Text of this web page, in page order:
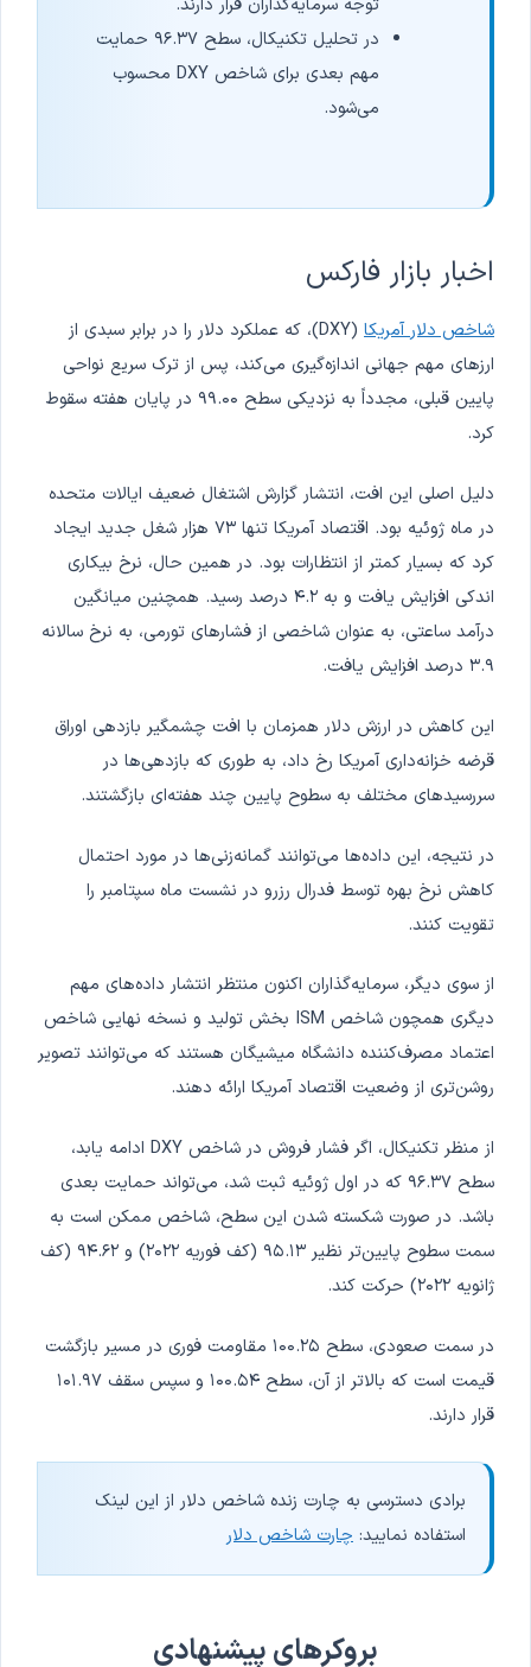
در تحلیل تکنیکال، سطح ۹۶.۳۷ حمایت
مهم بعدی برای شاخص DXY محسوب
می‌شود.
اخبار بازار فارکس
شاخص دلار آمریکا
(DXY)، که عملکرد دلار را در برابر سبدی از
ارزهای مهم جهانی اندازه‌گیری می‌کند، پس از ترک سریع نواحی
پایین قبلی، مجدداً به نزدیکی سطح ۹۹.۰۰ در پایان هفته سقوط
کرد.
دلیل اصلی این افت، انتشار گزارش اشتغال ضعیف ایالات متحده
در ماه ژوئیه بود. اقتصاد آمریکا تنها ۷۳ هزار شغل جدید ایجاد
کرد که بسیار کمتر از انتظارات بود. در همین حال، نرخ بیکاری
اندکی افزایش یافت و به ۴.۲ درصد رسید. همچنین میانگین
درآمد ساعتی، به عنوان شاخصی از فشارهای تورمی، به نرخ سالانه
۳.۹ درصد افزایش یافت.
این کاهش در ارزش دلار همزمان با افت چشمگیر بازدهی اوراق
قرضه خزانه‌داری آمریکا رخ داد، به طوری که بازدهی‌ها در
سررسیدهای مختلف به سطوح پایین چند هفته‌ای بازگشتند.
در نتیجه، این داده‌ها می‌توانند گمانه‌زنی‌ها در مورد احتمال
کاهش نرخ بهره توسط فدرال رزرو در نشست ماه سپتامبر را
تقویت کنند.
از سوی دیگر، سرمایه‌گذاران اکنون منتظر انتشار داده‌های مهم
دیگری همچون شاخص ISM بخش تولید و نسخه نهایی شاخص
اعتماد مصرف‌کننده دانشگاه میشیگان هستند که می‌توانند تصویر
روشن‌تری از وضعیت اقتصاد آمریکا ارائه دهند.
از منظر تکنیکال، اگر فشار فروش در شاخص DXY ادامه یابد،
سطح ۹۶.۳۷ که در اول ژوئیه ثبت شد، می‌تواند حمایت بعدی
باشد. در صورت شکسته شدن این سطح، شاخص ممکن است به
سمت سطوح پایین‌تر نظیر ۹۵.۱۳ (کف فوریه ۲۰۲۲) و ۹۴.۶۲ (کف
ژانویه ۲۰۲۲) حرکت کند.
در سمت صعودی، سطح ۱۰۰.۲۵ مقاومت فوری در مسیر بازگشت
قیمت است که بالاتر از آن، سطح ۱۰۰.۵۴ و سپس سقف ۱۰۱.۹۷
قرار دارند.
برادی دسترسی به چارت زنده شاخص دلار از این لینک
استفاده نمایید: چارت شاخص دلار
بروکرهای پیشنهادی